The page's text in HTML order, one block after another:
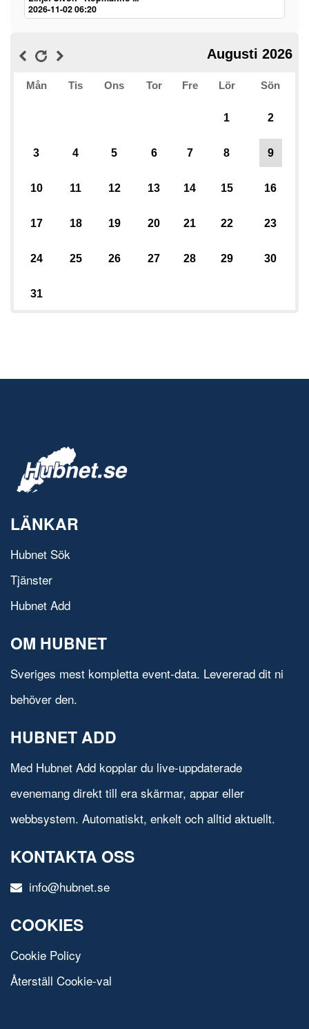
2026-11-02 06:20
Augusti 2026
Mån Tis Ons Tor Fre Lör Sön
1 2
3 4 5 6 7 8 9
10 11 12 13 14 15 16
17 18 19 20 21 22 23
24 25 26 27 28 29 30
31
LÄNKAR
Hubnet Sök
Tjänster
Hubnet Add
OM HUBNET
Sveriges mest kompletta event-data. Levererad dit ni
behöver den.
HUBNET ADD
Med Hubnet Add kopplar du live-uppdaterade
evenemang direkt till era skärmar, appar eller
webbsystem. Automatiskt, enkelt och alltid aktuellt.
KONTAKTA OSS
info@hubnet.se
COOKIES
Cookie Policy
Återställ Cookie-val